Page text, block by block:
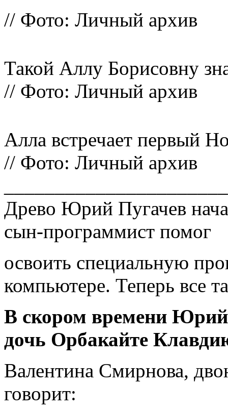
// Фото: Личный архив
Такой Аллу Борисовну
// Фото: Личный архив
Алла встречает первый
// Фото: Личный архив
Древо Юрий Пугачев
сын-программист помог
освоить специальную
компьютере. Теперь все
В скором времени Юрий
дочь Орбакайте
Валентина Смирнова,
говорит: